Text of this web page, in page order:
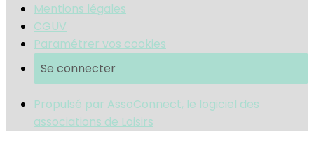
Mentions légales
CGUV
Paramétrer vos cookies
Se connecter
Propulsé par AssoConnect, le logiciel des
associations de Loisirs